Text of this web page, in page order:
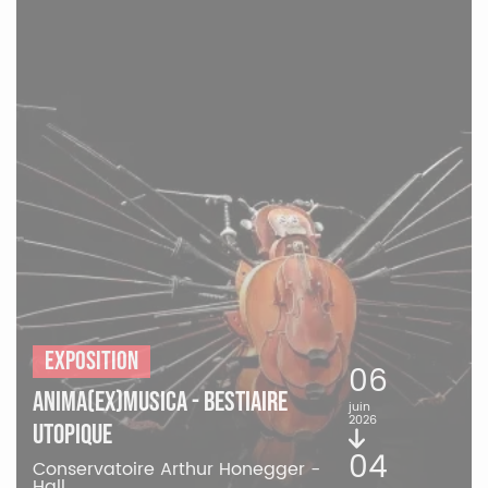
Exposition
ANIMA(EX)MUSICA - Bestiaire
utopique
Conservatoire Arthur Honegger -
06
juin
2026
04